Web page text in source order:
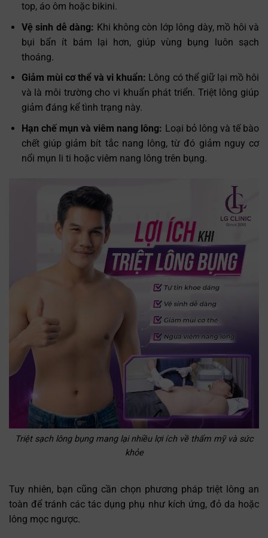
top, áo ôm hoặc bikini.
Vệ sinh dễ dàng: Khi không còn lớp lông dày, mồ hôi và
bụi bẩn ít bám lại hơn, giúp vùng bụng luôn sạch
thoáng.
Giảm mùi cơ thể và vi khuẩn: Lông có thể giữ lại mồ hôi
và là môi trường cho vi khuẩn phát triển. Triệt lông giúp
giảm đáng kể tình trạng này.
Hạn chế mụn và viêm nang lông: Loại bỏ lông và tế bào
chết giúp giảm bít tắc nang lông, từ đó giảm nguy cơ
nổi mụn li ti hoặc viêm nang lông trên bụng.
Triệt sạch lông bụng mang lại nhiều lợi ích về thẩm mỹ và sức
khỏe
Tuy nhiên, bạn cũng cần chọn phương pháp triệt lông an
toàn để tránh các tác dụng phụ như kích ứng, đỏ da hoặc
lông mọc ngược.